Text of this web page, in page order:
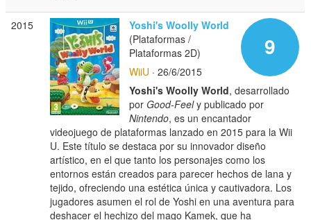
2015
9
Yoshi's Woolly World
(Plataformas /
Plataformas 2D)
WiiU · 26/6/2015
Yoshi's Woolly World, desarrollado
porGood-Feely publicado por
Nintendo, es un encantador
videojuego de plataformas lanzado en 2015 para la Wii
U. Este título se destaca por su innovador diseño
artístico, en el que tanto los personajes como los
entornos están creados para parecer hechos de lana y
tejido, ofreciendo una estética única y cautivadora. Los
jugadores asumen el rol de Yoshi en una aventura para
deshacer el hechizo del mago Kamek, que ha